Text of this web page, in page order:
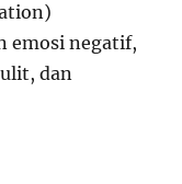
emosi negatif,
dan